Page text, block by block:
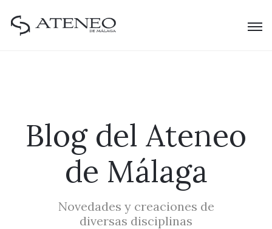
Blog del Ateneo
de Málaga
Novedades y creaciones de
diversas disciplinas